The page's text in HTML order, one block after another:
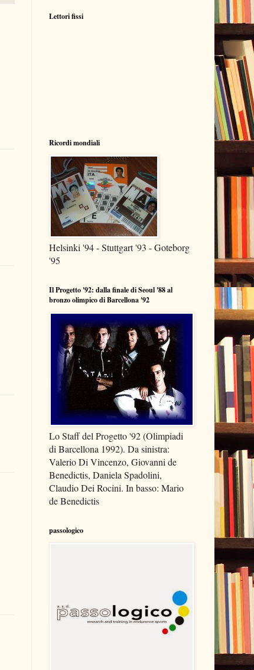
Lettori fissi
Ricordi mondiali
Helsinki '94 - Stuttgart '93 - Goteborg
'95
Il Progetto '92: dalla finale di Seoul '88 al
bronzo olimpico di Barcellona '92
Lo Staff del Progetto '92 (Olimpiadi
di Barcellona 1992). Da sinistra:
Valerio Di Vincenzo, Giovanni de
Benedictis, Daniela Spadolini,
Claudio Dei Rocini. In basso: Mario
de Benedictis
passologico